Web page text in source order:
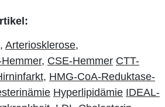
Arteriosklerose,
CSE-Hemmer CTT-
HMG-CoA-Reduktase-
Hyperlipidämie IDEAL-